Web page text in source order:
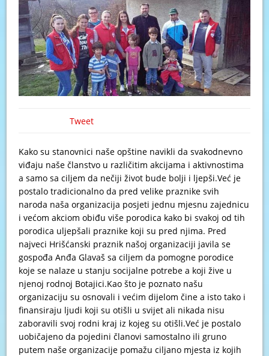
Tweet
Kako su stanovnici naše opštine navikli da svakodnevno
viđaju naše članstvo u različitim akcijama i aktivnostima
a samo sa ciljem da nečiji život bude bolji i ljepši.Već je
postalo tradicionalno da pred velike praznike svih
naroda naša organizacija posjeti jednu mjesnu zajednicu
i većom akciom obiđu više porodica kako bi svakoj od tih
porodica uljepšali praznike koji su pred njima. Pred
najveci Hrišćanski praznik našoj organizaciji javila se
gospođa Anđa Glavaš sa ciljem da pomogne porodice
koje se nalaze u stanju socijalne potrebe a koji žive u
njenoj rodnoj Botajici.Kao što je poznato našu
organizaciju su osnovali i većim dijelom čine a isto tako i
finansiraju ljudi koji su otišli u svijet ali nikada nisu
zaboravili svoj rodni kraj iz kojeg su otišli.Već je postalo
uobičajeno da pojedini članovi samostalno ili gruno
putem naše organizacije pomažu ciljano mjesta iz kojih